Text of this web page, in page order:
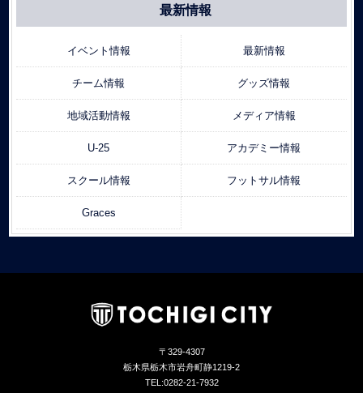
最新情報
イベント情報 最新情報
チーム情報 グッズ情報
地域活動情報 メディア情報
U-25 アカデミー情報
スクール情報 フットサル情報
Graces
〒329-4307
栃木県栃木市岩舟町静1219-2
TEL:0282-21-7932